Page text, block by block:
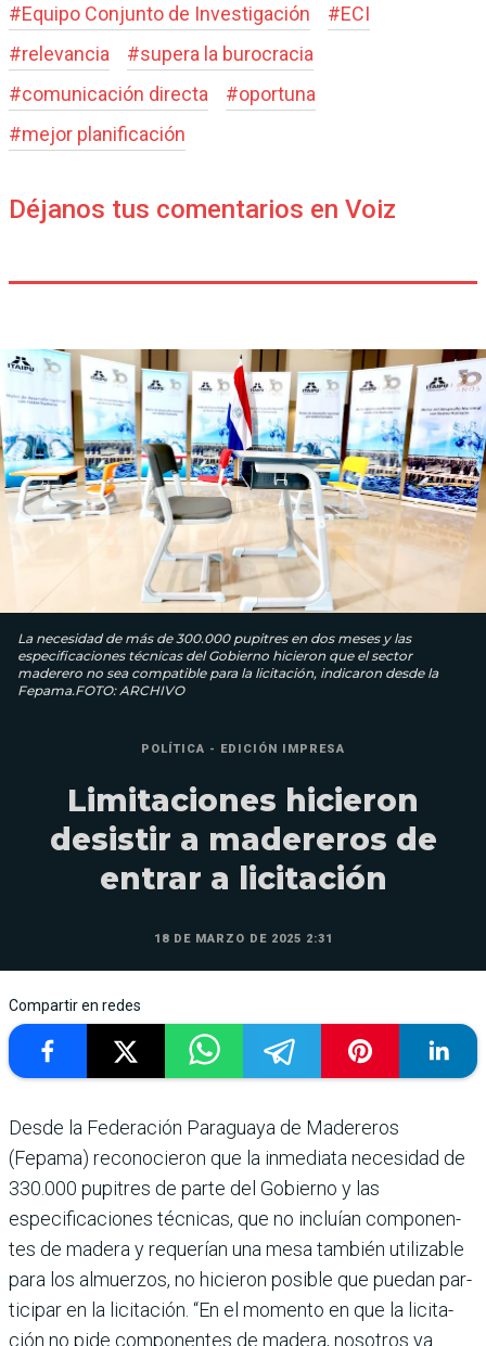
#Equipo Conjunto de Investigación #ECI
#relevancia #supera la burocracia
#comunicación directa #oportuna
#mejor planificación
Déjanos tus comentarios en Voiz
La necesidad de más de 300.000 pupitres en dos meses y las
especificaciones técnicas del Gobierno hicieron que el sector
maderero no sea compatible para la licitación, indicaron desde la
Fepama.FOTO: ARCHIVO
POLÍTICA - EDICIÓN IMPRESA
Limitaciones hicieron
desistir a madereros de
entrar a licitación
18 DE MARZO DE 2025 2:31
Compartir en redes
Desde la Federación Paraguaya de Made­reros
(Fepama) reco­nocieron que la inmediata necesidad de
330.000 pupi­tres de parte del Gobierno y las
especificaciones técnicas, que no incluían componen­
tes de madera y requerían una mesa también utilizable
para los almuerzos, no hicie­ron posible que puedan par­
ticipar en la licitación. “En el momento en que la licita­
ción no pide componentes de madera, nosotros ya